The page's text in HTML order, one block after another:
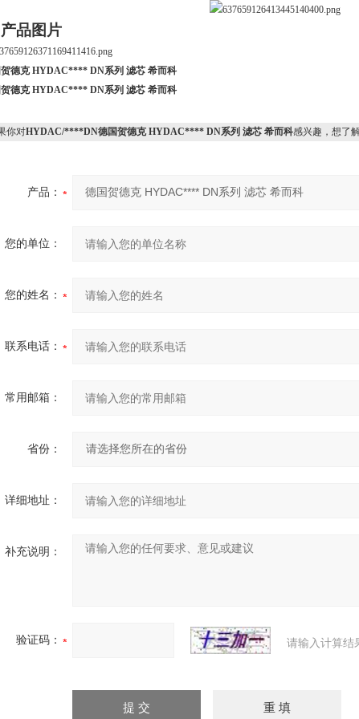
品图片
德克 HYDAC**** DN系列 滤芯 希而科
德克 HYDAC**** DN系列 滤芯 希而科
你对HYDAC/****DN德国贺德克 HYDAC**** DN系列 滤芯 希而科感兴趣，想了
产品：
您的单位：
您的姓名：
联系电话：
常用邮箱：
省份：
详细地址：
补充说明：
验证码： 请输入计算结